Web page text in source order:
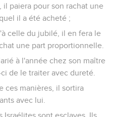
paiera pour son rachat une
il a été acheté ;
celle du jubilé, il en fera le
une part proportionnelle.
à l'année chez son maître
de le traiter avec dureté.
ces manières, il sortira
avec lui.